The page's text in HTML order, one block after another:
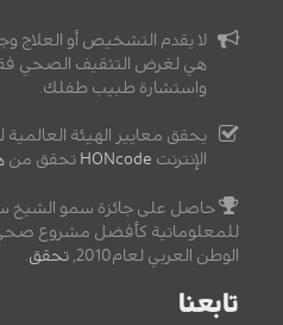
لا يقدم التشخيص أو العلاج
هي لغرض التثقيف الصحي
واستشارة طبيب طفلك.
يحقق معايير الهيئة
الإنترنت HONcode تحقق من
حاصل على جائزة سمو الشيخ
للمعلوماتية كأفضل مشروع
الوطن العربي لعام2010,
تحقق.
تابعنا